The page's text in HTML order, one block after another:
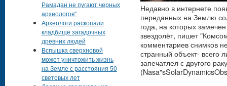
Недавно в интернете
переданных на Землю
года, на которых
звездолёт, пишет
комментариев снимков
странный объект- всего
запечатлел с другого
Рамадан не пугают черных
археологов"
Археологи раскопали
кладбище загадочных
древних людей
Вспышка сверхновой
может уничтожить жизнь
на Земле с расстояния 50
световых лет